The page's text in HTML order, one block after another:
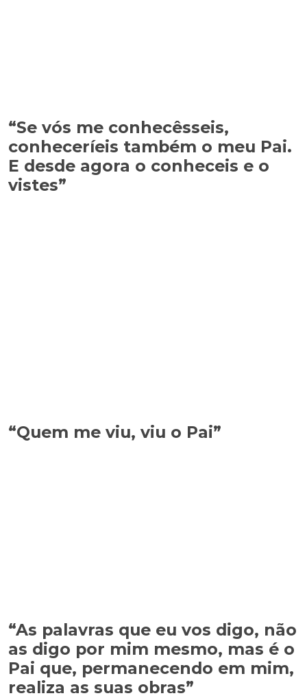
“Se vós me conhecêsseis,
conheceríeis também o meu Pai.
E desde agora o conheceis e o
vistes”
“Quem me viu, viu o Pai”
“As palavras que eu vos digo, não
as digo por mim mesmo, mas é o
Pai que, permanecendo em mim,
realiza as suas obras”